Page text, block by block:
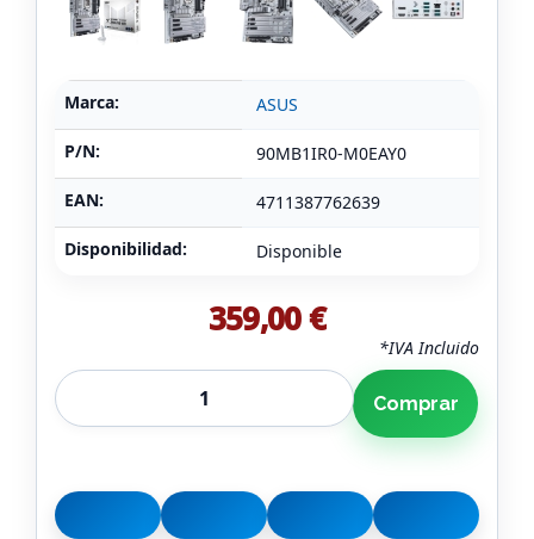
Marca: ASUS
P/N: 90MB1IR0-M0EAY0
EAN: 4711387762639
Disponibilidad: Disponible
359,00 €
*IVA Incluido
Comprar